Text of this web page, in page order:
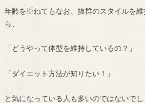
年齢を重ねてもなお、抜群のスタイルを
ら、
「どうやって体型を維持しているの？」
「ダイエット方法が知りたい！」
と気になっている人も多いのではないでし